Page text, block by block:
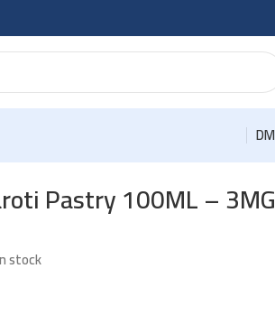
DM
Pastry 100ML – 3MG
stock